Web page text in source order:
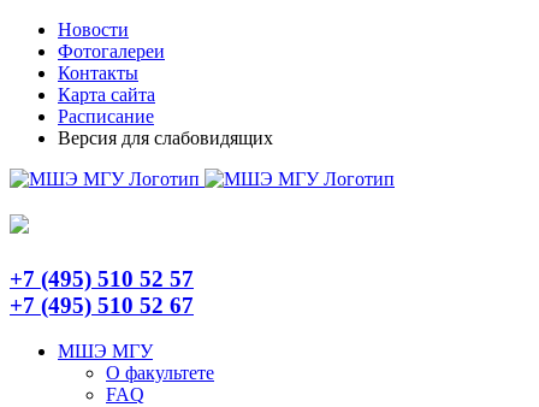
Skip
content
TelegramНовости
Фотогалереи
Контакты
Карта сайта
Расписание
Версия для слабовидящих
+7 (495) 510 52 57
+7 (495) 510 52 67
МШЭ МГУ
О факультете
FAQ